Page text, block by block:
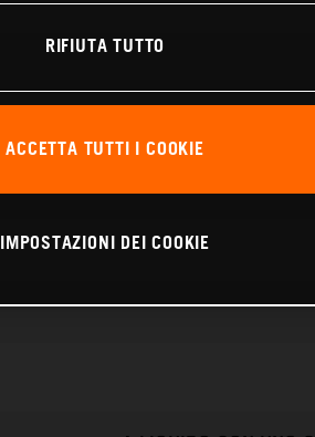
RIFIUTA TUTTO
ACCETTA TUTTI I COOKIE
IMPOSTAZIONI DEI COOKIE